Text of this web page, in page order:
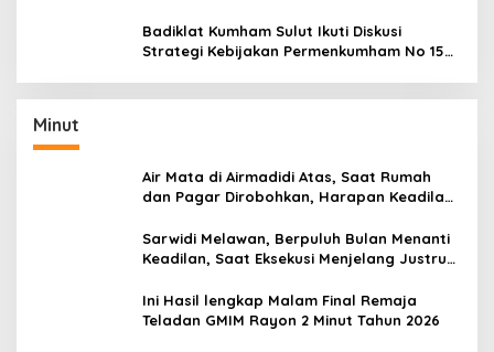
Badiklat Kumham Sulut Ikuti Diskusi
Strategi Kebijakan Permenkumham No 15
Minut
Air Mata di Airmadidi Atas, Saat Rumah
dan Pagar Dirobohkan, Harapan Keadilan
Sarwidi Melawan, Berpuluh Bulan Menanti
Keadilan, Saat Eksekusi Menjelang Justru
Ini Hasil lengkap Malam Final Remaja
Teladan GMIM Rayon 2 Minut Tahun 2026